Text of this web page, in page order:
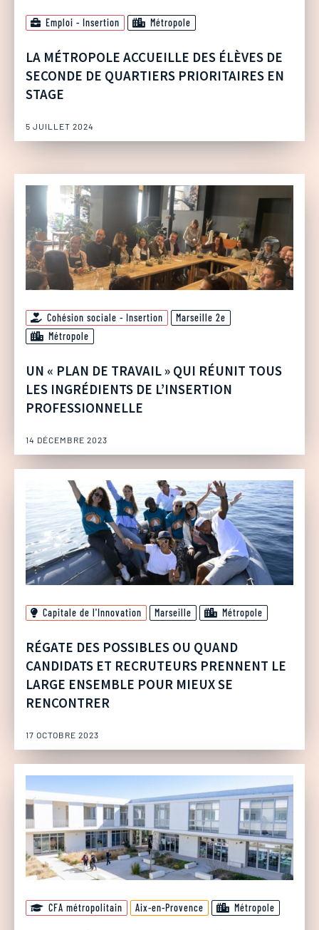
Emploi - Insertion Métropole
LA MÉTROPOLE ACCUEILLE DES ÉLÈVES DE
SECONDE DE QUARTIERS PRIORITAIRES EN
STAGE
5 JUILLET 2024
Cohésion sociale - Insertion
Marseille 2e
Métropole
UN « PLAN DE TRAVAIL » QUI RÉUNIT TOUS
LES INGRÉDIENTS DE L’INSERTION
PROFESSIONNELLE
14 DÉCEMBRE 2023
Capitale de l'Innovation Marseille Métropole
RÉGATE DES POSSIBLES OU QUAND
CANDIDATS ET RECRUTEURS PRENNENT LE
LARGE ENSEMBLE POUR MIEUX SE
RENCONTRER
17 OCTOBRE 2023
CFA métropolitain Aix-en-Provence Métropole